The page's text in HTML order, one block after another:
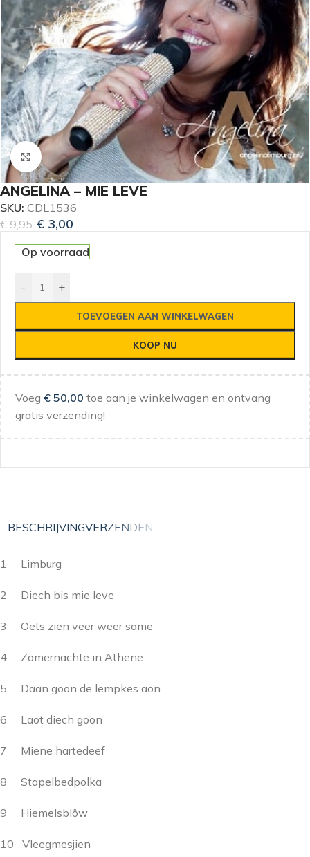
Klik om te vergroten
ANGELINA – MIE LEVE
SKU: CDL1536
€9,95 € 3,00
Op voorraad
- +
TOEVOEGEN AAN WINKELWAGEN
KOOP NU
Voeg € 50,00 toe aan je winkelwagen en ontvang
gratis verzending!
BESCHRIJVINGVERZENDEN
1 Limburg
2 Diech bis mie leve
3 Oets zien veer weer same
4 Zomernachte in Athene
5 Daan goon de lempkes aon
6 Laot diech goon
7 Miene hartedeef
8 Stapelbedpolka
9 Hiemelsblôw
10 Vleegmesjien